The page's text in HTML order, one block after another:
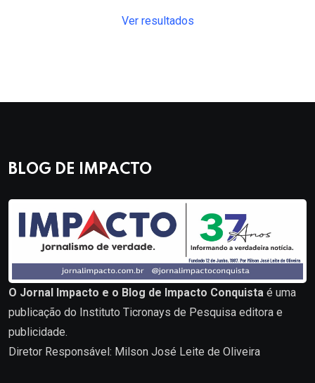
Ver resultados
BLOG DE IMPACTO
O Jornal Impacto e o Blog de Impacto Conquista é uma
publicação do Instituto Ticronays de Pesquisa editora e
publicidade.
Diretor Responsável: Milson José Leite de Oliveira